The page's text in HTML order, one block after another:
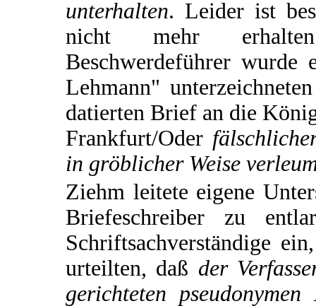
unterhalten. Leider ist
nicht mehr
Beschwerdeführer
Lehmann"
datierten Brief an die
Frankfurt/Oder
in gröblicher Weise
Ziehm leitete eigene
Briefeschreiber zu
Schriftsachverständige
urteilten, daß der
gerichteten